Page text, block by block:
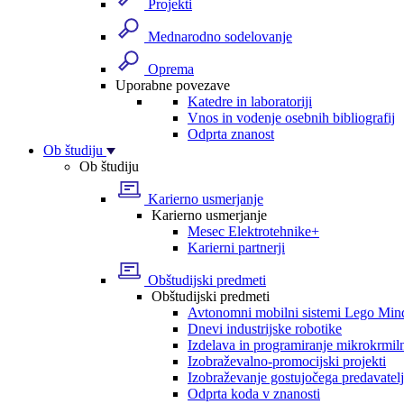
Projekti
Mednarodno sodelovanje
Oprema
Uporabne povezave
Katedre in laboratoriji
Vnos in vodenje osebnih bibliografij
Odprta znanost
Ob študiju
Ob študiju
Karierno usmerjanje
Karierno usmerjanje
Mesec Elektrotehnike+
Karierni partnerji
Obštudijski predmeti
Obštudijski predmeti
Avtonomni mobilni sistemi Lego
Dnevi industrijske robotike
Izdelava in programiranje
Izobraževalno-promocijski projekti
Izobraževanje gostujočega
Odprta koda v znanosti